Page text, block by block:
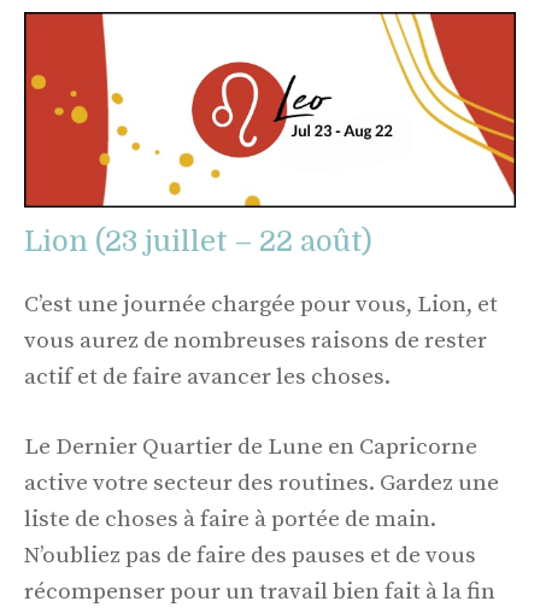
Lion (23 juillet – 22 août)
C’est une journée chargée pour vous, Lion, et
vous aurez de nombreuses raisons de rester
actif et de faire avancer les choses.
Le Dernier Quartier de Lune en Capricorne
active votre secteur des routines. Gardez une
liste de choses à faire à portée de main.
N’oubliez pas de faire des pauses et de vous
récompenser pour un travail bien fait à la fin